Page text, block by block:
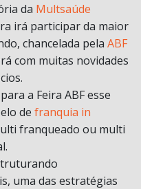
da Multsaúde
irá participar da maior
chancelada pela ABF
com muitas novidades
a Feira ABF esse
de franquia in
franqueado ou multi
uma das estratégias